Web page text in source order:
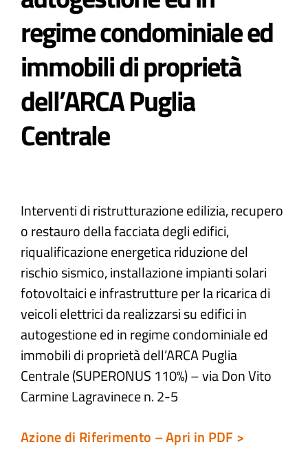
regime condominiale ed
immobili di proprietà
dell’ARCA Puglia
Centrale
Interventi di ristrutturazione edilizia, recupero
o restauro della facciata degli edifici,
riqualificazione energetica riduzione del
rischio sismico, installazione impianti solari
fotovoltaici e infrastrutture per la ricarica di
veicoli elettrici da realizzarsi su edifici in
autogestione ed in regime condominiale ed
immobili di proprietà dell’ARCA Puglia
Centrale (SUPERONUS 110%) – via Don Vito
Carmine Lagravinece n. 2-5
Azione di Riferimento – Apri in PDF >